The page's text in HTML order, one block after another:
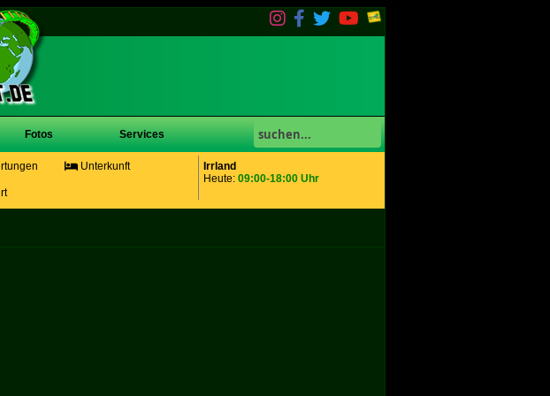
Fotos Services
Irrland
Heute: 09:00-18:00 Uhr
Unterkunft